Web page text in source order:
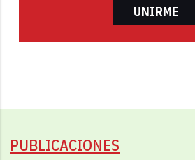
UNIRME
PUBLICACIONES